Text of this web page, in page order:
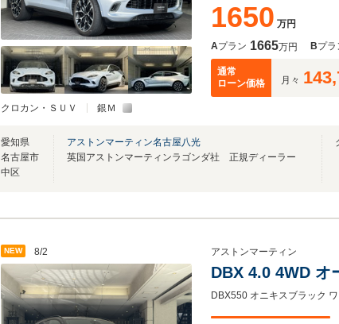
クロカン・ＳＵＶ 銀Ｍ
1650 万円
Aプラン 1665万円 Bプラ
通常
ローン価格
月々
愛知県
名古屋市
中区
アストンマーティン名古屋八光
英国アストンマーティンラゴンダ社 正規ディーラー
NEW 8/2 アストンマーティン
DBX 4.0 4WD
DBX550 オニキスブラック